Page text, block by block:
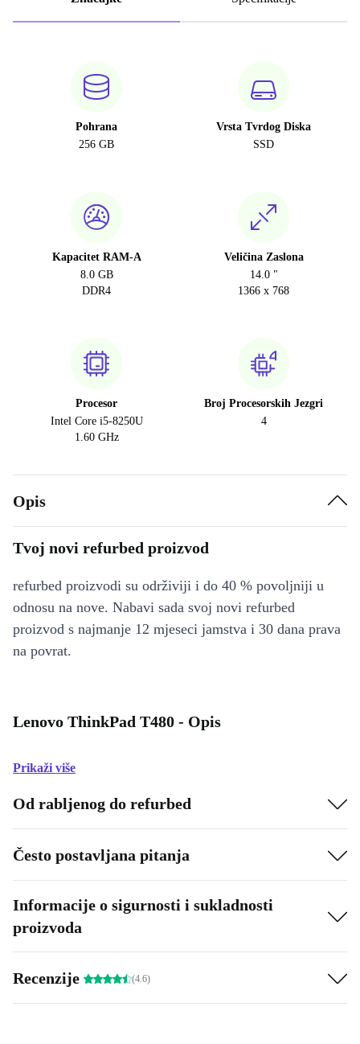
Pohrana
256 GB
Vrsta Tvrdog Diska
SSD
Kapacitet RAM-A
8.0 GB
DDR4
Veličina Zaslona
14.0 "
1366 x 768
Procesor
Intel Core i5-8250U
1.60 GHz
Broj Procesorskih Jezgri
4
Opis
Tvoj novi refurbed proizvod
refurbed proizvodi su održiviji i do 40 % povoljniji u
odnosu na nove. Nabavi sada svoj novi refurbed
proizvod s najmanje 12 mjeseci jamstva i 30 dana prava
na povrat.
Lenovo ThinkPad T480 - Opis
Prikaži više
Od rabljenog do refurbed
Često postavljana pitanja
Informacije o sigurnosti i sukladnosti
proizvoda
Recenzije (4.6)